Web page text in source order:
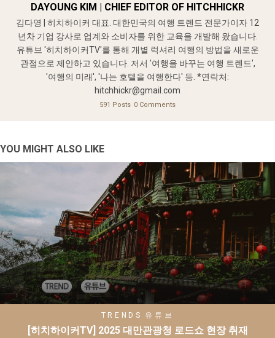
DAYOUNG KIM | CHIEF EDITOR OF HITCHHICKR
김다영 | 히치하이커 대표. 대한민국의 여행 트렌드 전문가이자 12
년차 기업 강사로 업계와 소비자를 위한 교육을 개발해 왔습니다.
유튜브 '히치하이커TV'를 통해 개별 럭셔리 여행의 방법을 새로운
관점으로 제안하고 있습니다. 저서 '여행을 바꾸는 여행 트렌드',
'여행의 미래', '나는 호텔을 여행한다' 등. *연락처:
hitchhickr@gmail.com
591 Posts 0 Comments
YOU MIGHT ALSO LIKE
TRENDS 유튜브
[히치하이커TV] 2025 대만관광청 로드쇼 현장 취재